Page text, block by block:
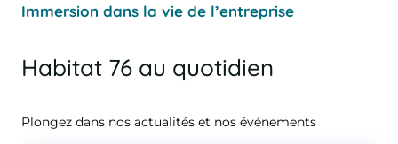
Habitat 76 au quotidien
Immersion dans la vie de l’entreprise
Plongez dans nos actualités et nos événements